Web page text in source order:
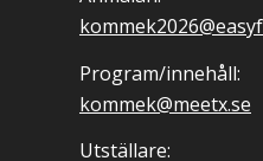
Program/innehåll:
kommek@meetx.se
Utställare: